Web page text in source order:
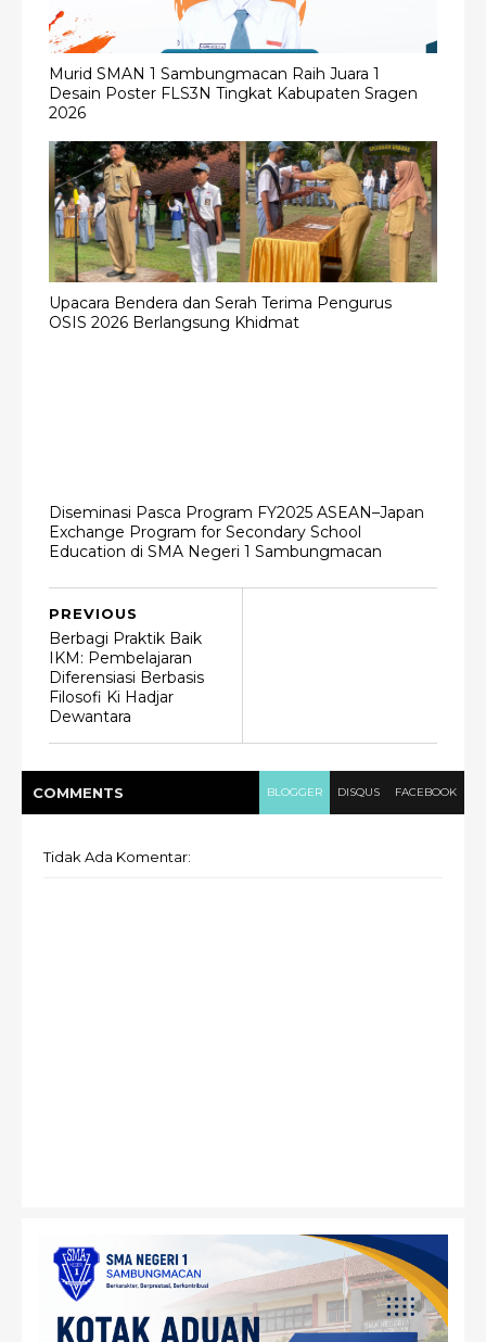
Murid SMAN 1 Sambungmacan Raih Juara 1
Desain Poster FLS3N Tingkat Kabupaten Sragen
2026
Upacara Bendera dan Serah Terima Pengurus
OSIS 2026 Berlangsung Khidmat
Diseminasi Pasca Program FY2025 ASEAN–Japan
Exchange Program for Secondary School
Education di SMA Negeri 1 Sambungmacan
PREVIOUS
Berbagi Praktik Baik
IKM: Pembelajaran
Diferensiasi Berbasis
Filosofi Ki Hadjar
Dewantara
COMMENTS BLOGGER DISQUS FACEBOOK
Tidak Ada Komentar: